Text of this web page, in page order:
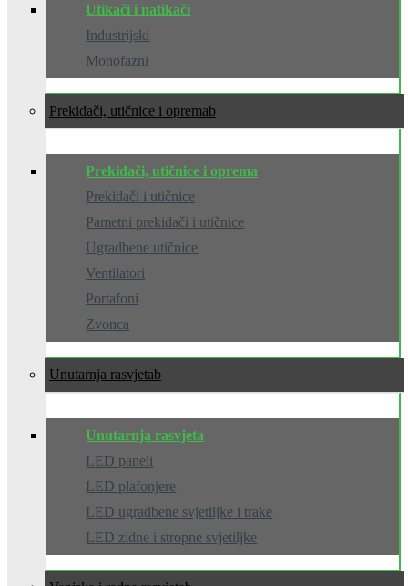
Utikači i natikači
Industrijski
Monofazni
Prekidači, utičnice i oprema
Prekidači, utičnice i oprema
Prekidači i utičnice
Pametni prekidači i utičnice
Ugradbene utičnice
Ventilatori
Portafoni
Zvonca
Unutarnja rasvjeta
Unutarnja rasvjeta
LED paneli
LED plafonjere
LED ugradbene svjetiljke i trake
LED zidne i stropne svjetiljke